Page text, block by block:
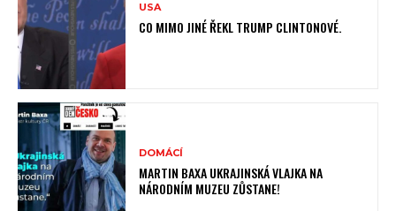
USA
CO MIMO JINÉ ŘEKL TRUMP CLINTONOVÉ.
DOMÁCÍ
MARTIN BAXA UKRAJINSKÁ VLAJKA NA
NÁRODNÍM MUZEU ZŮSTANE!